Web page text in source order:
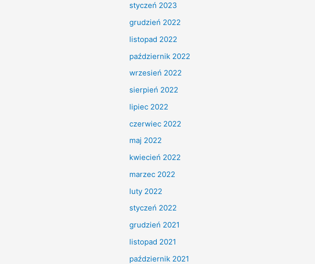
styczeń 2023
grudzień 2022
listopad 2022
październik 2022
wrzesień 2022
sierpień 2022
lipiec 2022
czerwiec 2022
maj 2022
kwiecień 2022
marzec 2022
luty 2022
styczeń 2022
grudzień 2021
listopad 2021
październik 2021